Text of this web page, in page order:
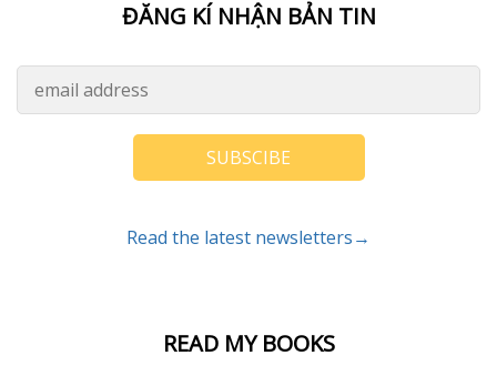
READ MY BOOKS
ĐĂNG KÍ NHẬN BẢN TIN
SUBSCIBE
Read the latest newsletters→